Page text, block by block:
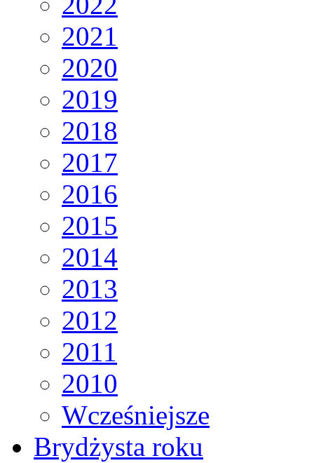
2021
2020
2019
2018
2017
2016
2015
2014
2013
2012
2011
2010
Wcześniejsze
Brydżysta roku